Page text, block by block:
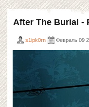
After The Burial -
s1ipk0rn Февраль 09